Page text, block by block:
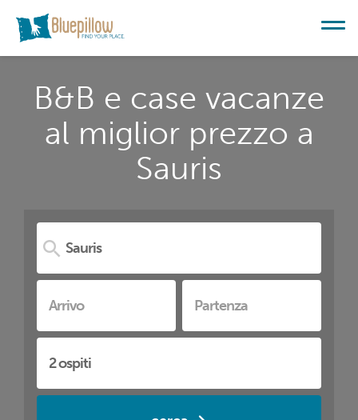
B&B e case vacanze
al miglior prezzo a
Sauris